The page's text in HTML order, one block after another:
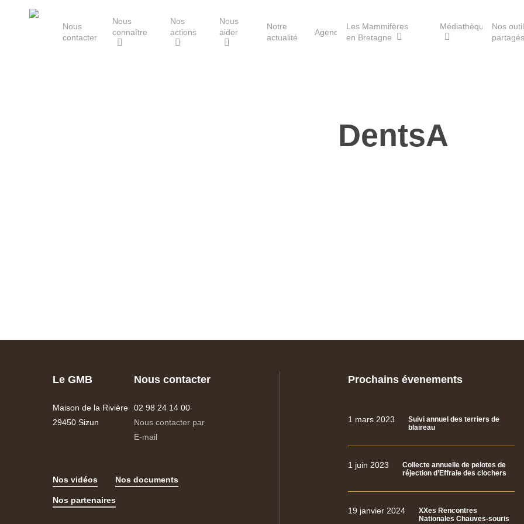
Nous
contacter
Nous
connaître
Nos
actions
Les Havres de paix pour la
Nous
aider
Notre
actualité
Agenda
Les Mammifères
en Bretagne
Médiathèque
Nos
partagés
DentsA
Le GMB
Maison de la Rivière
29450 Sizun
Nous contacter
02 98 24 14 00
Nous contacter par
E-mail
Nos vidéos Nos documents
Nos partenaires
Prochains évenements
1 mars 2023
Suivi annuel des terriers de
blaireau
1 juin 2023
Collecte annuelle de pelotes de
réjection d’Effraie des clochers
19 janvier 2024
XXes Rencontres
Nationales Chauves-souris